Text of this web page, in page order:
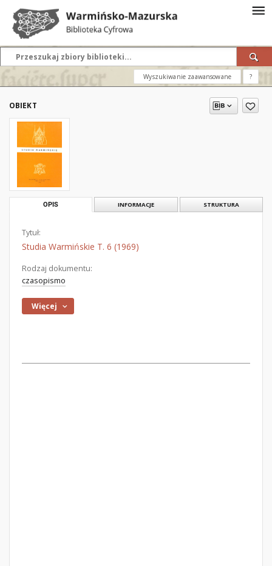
Wyszukiwanie zaawansowane ?
OBIEKT
OPIS INFORMACJE STRUKTURA
Tytuł:
Studia Warmińskie T. 6 (1969)
Rodzaj dokumentu:
czasopismo
Więcej